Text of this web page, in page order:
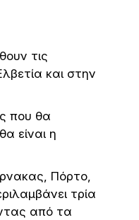
τις
και στην
που θα
είναι η
Πόρτο,
τρία
από τα